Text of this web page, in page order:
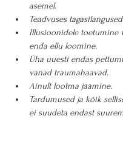
asemel.
Teadvuses
Illusioonidele toetumine
enda ellu loomine.
Üha uuesti endas
vanad traumahaavad.
Ainult lootma jäämine.
Tardumused ja kõik
ei suudeta endast